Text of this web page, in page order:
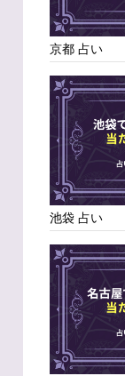
京都 占い
池袋 占い